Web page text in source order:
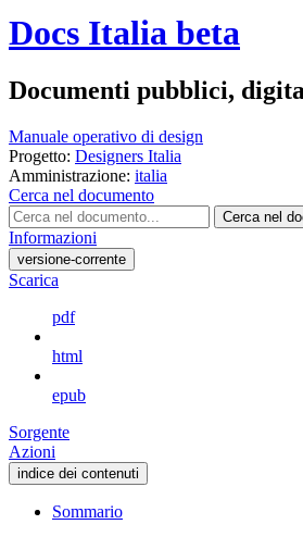
Docs Italia beta
Documenti pubblici,
Manuale operativo di design
Progetto: Designers Italia
Amministrazione: italia
Cerca nel documento
Cerca nel
Informazioni
versione-corrente
Scarica
pdf
html
epub
Sorgente
Azioni
indice dei contenuti
Sommario